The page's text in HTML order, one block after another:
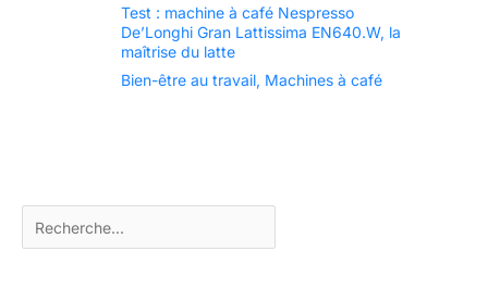
Test : machine à café Nespresso
De’Longhi Gran Lattissima EN640.W, la
maîtrise du latte
Bien-être au travail, Machines à café